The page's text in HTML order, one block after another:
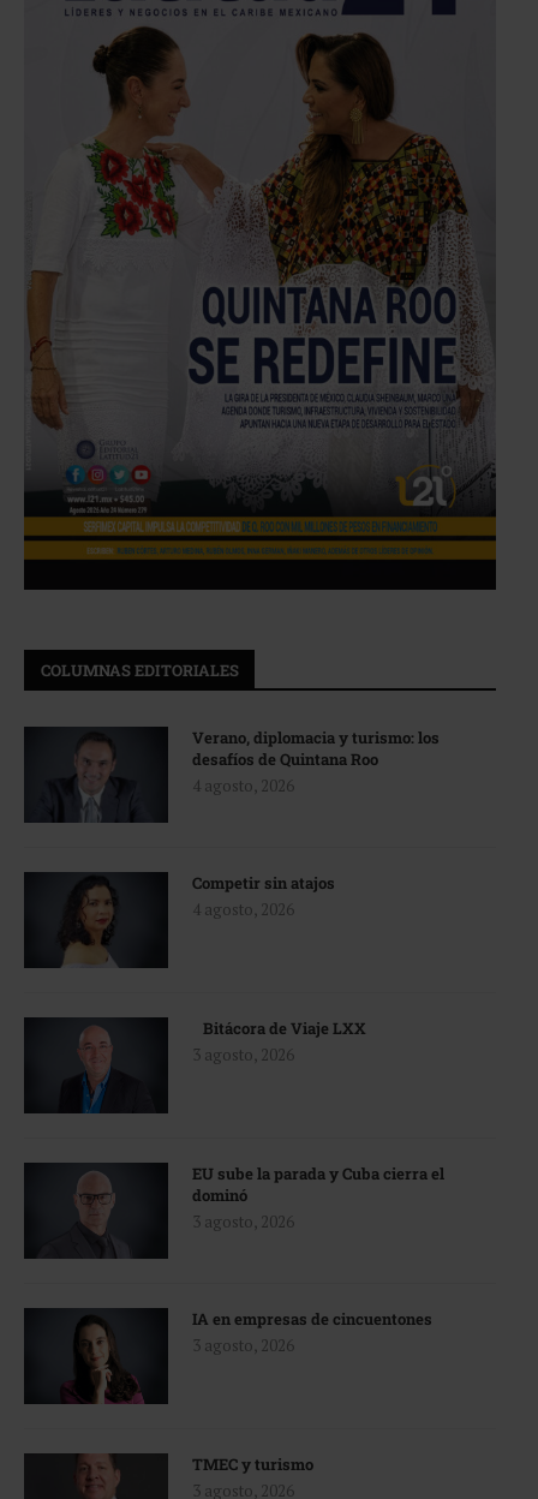
COLUMNAS EDITORIALES
Verano, diplomacia y turismo: los
desafíos de Quintana Roo
4 agosto, 2026
Competir sin atajos
4 agosto, 2026
Bitácora de Viaje LXX
3 agosto, 2026
EU sube la parada y Cuba cierra el
dominó
3 agosto, 2026
IA en empresas de cincuentones
3 agosto, 2026
TMEC y turismo
3 agosto, 2026